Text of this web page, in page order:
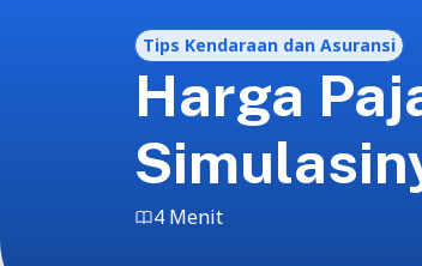
Tips Kendaraan dan Asuransi
Harga
4 Menit